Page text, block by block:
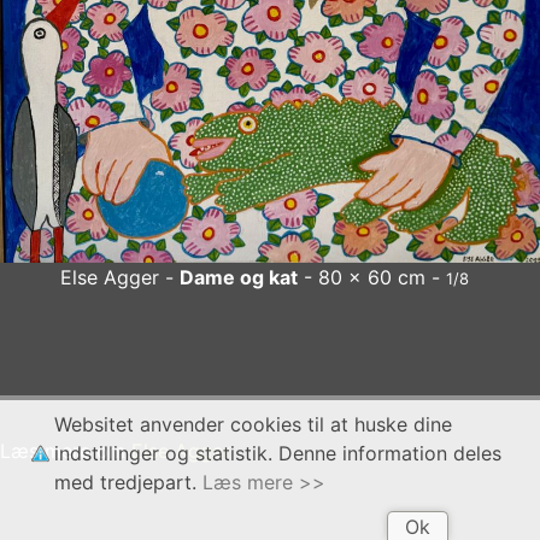
Else Agger - Dame og kat- 80 x 60 cm - 1/8
Læs mere omElse Agger
Ok
Websitet anvender cookies til at huske dine
indstillinger og statistik. Denne information deles
med tredjepart. Læs mere >>